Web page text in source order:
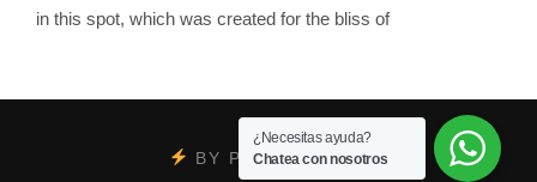
in this spot, which was created for the bliss of
BY PSYCOBRAND
¿Necesitas ayuda?
Chatea con nosotros